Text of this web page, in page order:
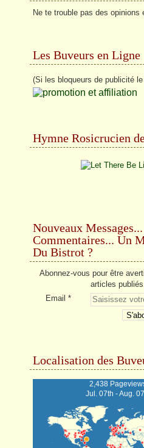
Ne te trouble pas des opinions
Les Buveurs en Ligne
(Si les bloqueurs de publicité
Hymne Rosicrucien
Nouveaux Messages...
Commentaires... Un
Du Bistrot ?
Abonnez-vous pour être
articles publiés.
Email
Localisation des
2,438
Jul. 07th - Aug.